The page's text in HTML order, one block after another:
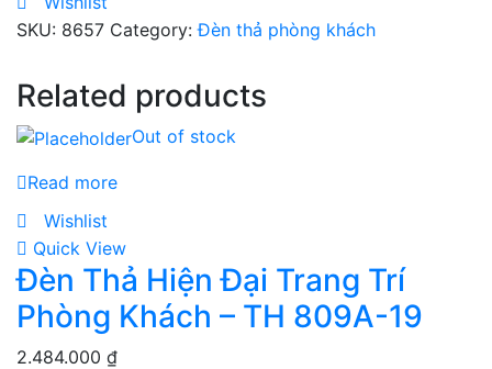
SKU: 8657 Category:Đèn thả phòng khách
Related products
Out of stock
Read more
Wishlist
Quick View
Đèn Thả Hiện Đại Trang Trí
Phòng Khách – TH 809A-19
2.484.000 ₫